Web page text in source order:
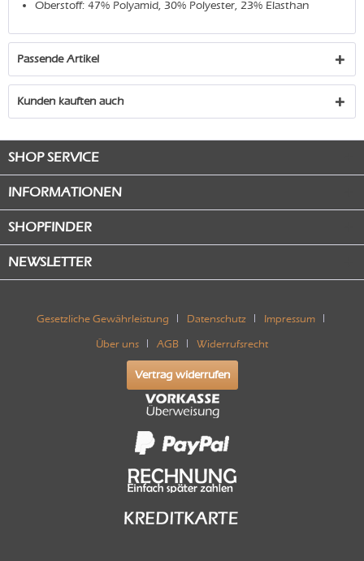
Oberstoff: 47% Polyamid, 30% Polyester, 23% Elasthan
Passende Artikel
Kunden kauften auch
SHOP SERVICE
INFORMATIONEN
SHOPFINDER
NEWSLETTER
Gesetzliche Gewährleistung Datenschutz Impressum
Über uns AGB Widerrufsrecht
Vertrag widerrufen